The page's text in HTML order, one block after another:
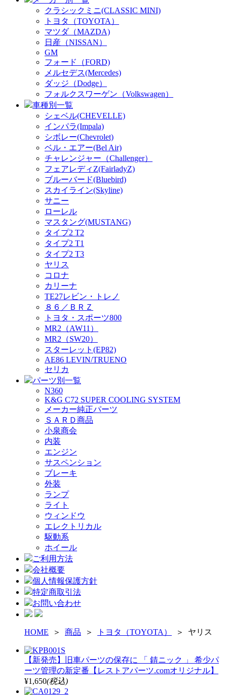
クラシックミニ(CLASSIC MINI)
トヨタ（TOYOTA）
マツダ（MAZDA)
日産（NISSAN）
GM
フォード（FORD)
メルセデス(Mercedes)
ダッジ（Dodge）
フォルクスワーゲン（Volkswagen）
車種別一覧
シェベル(CHEVELLE)
インパラ(Impala)
シボレー(Chevrolet)
ベル・エアー(Bel Air)
チャレンジャー（Challenger）
フェアレディZ(FairladyZ)
ブルーバード(Bluebird)
スカイライン(Skyline)
サニー
ローレル
マスタング(MUSTANG)
タイプ2 T2
タイプ2 T1
タイプ2 T3
ヤリス
コロナ
カリーナ
TE27レビン・トレノ
８６／ＢＲＺ
トヨタ・スポーツ800
MR2（AW11）
MR2（SW20）
スターレット(EP82)
AE86 LEVIN/TRUENO
セリカ
パーツ別一覧
N360
K&G C72 SUPER COOLING SYSTEM
メーカー純正パーツ
ＳＡＲＤ商品
小泉商会
内装
エンジン
サスペンション
ブレーキ
外装
ランプ
ライト
ウィンドウ
エレクトリカル
駆動系
ホイール
ご利用方法
会社概要
個人情報保護方針
特定商取引法
お問い合わせ
HOME ＞ 商品 ＞ トヨタ（TOYOTA） ＞ ヤリス
【新発売】旧車パーツの保存に 「 錆ニック 」 希少パ
ーツ管理の新定番【レストアパーツ.comオリジナル】
¥1,650(税込)